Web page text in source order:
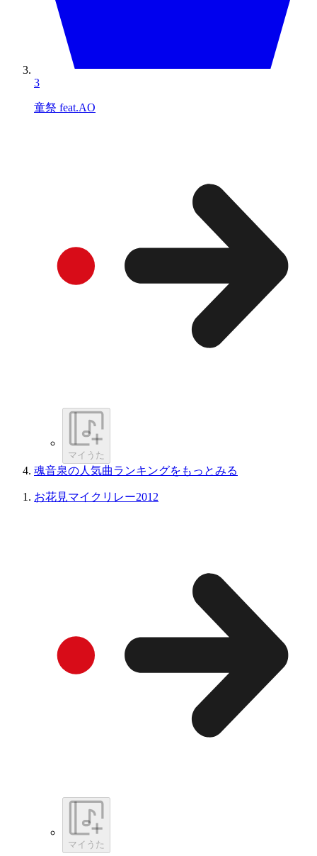
3
童祭 feat.AO
マイうた
魂音泉の人気曲ランキングをもっとみる
お花見マイクリレー2012
マイうた